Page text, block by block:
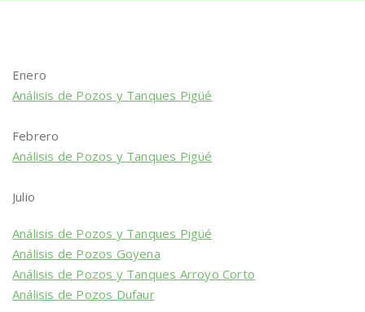
Enero
Análisis de Pozos y Tanques Pigüé
Febrero
Análisis de Pozos y Tanques Pigüé
Julio
Análisis de Pozos y Tanques Pigüé
Análisis de Pozos Goyena
Análisis de Pozos y Tanques Arroyo Corto
Análisis de Pozos Dufaur